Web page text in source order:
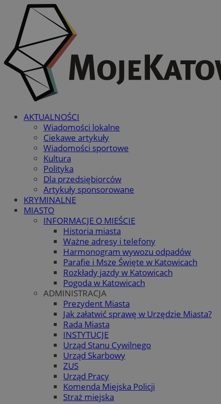
AKTUALNOŚCI
Wiadomości lokalne
Ciekawe artykuły
Wiadomości sportowe
Kultura
Polityka
Dla przedsiębiorców
Artykuły sponsorowane
KRYMINALNE
MIASTO
INFORMACJE O MIEŚCIE
Historia miasta
Ważne adresy i telefony
Harmonogram wywozu odpadów
Parafie i Msze Święte w Katowicach
Rozkłady jazdy w Katowicach
Pogoda w Katowicach
ADMINISTRACJA
Prezydent Miasta
Jak załatwić sprawę w Urzędzie Miasta?
Rada Miasta
INSTYTUCJE
Urząd Stanu Cywilnego
Urząd Skarbowy
ZUS
Urząd Pracy
Komenda Miejska Policji
Straż miejska